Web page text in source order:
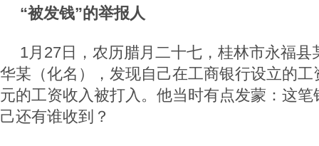
“被发钱”的举报人
1月27日，农历腊月二十七，桂林市永福县
华某（化名），发现自己在工商银行设立的
元的工资收入被打入。他当时有点发蒙：这
己还有谁收到？